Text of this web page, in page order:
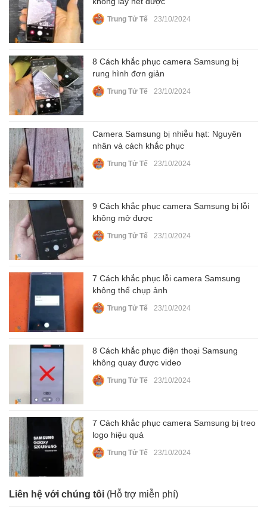
Trung Tử Tế 23/10/2024
8 Cách khắc phục camera Samsung bị
rung hình đơn giản
Trung Tử Tế 23/10/2024
Camera Samsung bị nhiễu hạt: Nguyên
nhân và cách khắc phục
Trung Tử Tế 23/10/2024
9 Cách khắc phục camera Samsung bị lỗi
không mở được
Trung Tử Tế 23/10/2024
7 Cách khắc phục lỗi camera Samsung
không thể chụp ảnh
Trung Tử Tế 23/10/2024
8 Cách khắc phục điện thoại Samsung
không quay được video
Trung Tử Tế 23/10/2024
7 Cách khắc phục camera Samsung bị treo
logo hiệu quả
Trung Tử Tế 23/10/2024
Liên hệ với chúng tôi (Hỗ trợ miễn phí)